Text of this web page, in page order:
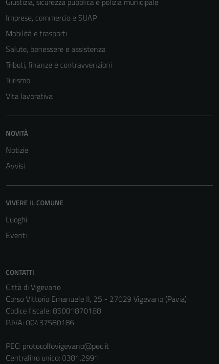
Imprese, commercio e SUAP
Mobilità e trasporti
Salute, benessere e assistenza
Tributi, finanze e contravvenzioni
Turismo
Vita lavorativa
NOVITÀ
Notizie
Avvisi
VIVERE IL COMUNE
Luoghi
Eventi
CONTATTI
Città di Vigevano
Corso Vittorio Emanuele II, 25 - 27029 Vigevano (Pavia)
Codice fiscale: 85001870188
P.IVA: 00437580186
PEC: protocollovigevano@pec.it
Centralino unico: 0381.2991